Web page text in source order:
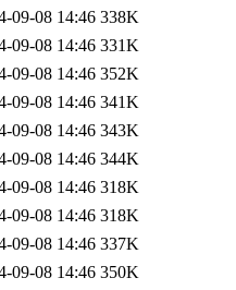
09-08 14:46 338K
09-08 14:46 331K
09-08 14:46 352K
09-08 14:46 341K
09-08 14:46 343K
09-08 14:46 344K
09-08 14:46 318K
09-08 14:46 318K
09-08 14:46 337K
09-08 14:46 350K